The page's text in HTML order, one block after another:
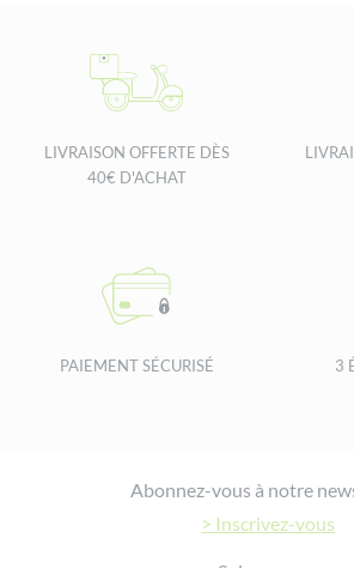
LIVRAISON OFFERTE DÈS
40€ D'ACHAT
PAIEMENT SÉCURISÉ
3
Abonnez-vous à notre
> Inscrivez-vous